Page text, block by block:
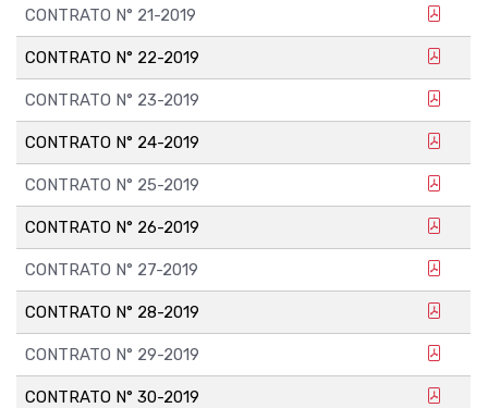
CONTRATO N° 21-2019
CONTRATO N° 22-2019
CONTRATO N° 23-2019
CONTRATO N° 24-2019
CONTRATO N° 25-2019
CONTRATO N° 26-2019
CONTRATO N° 27-2019
CONTRATO N° 28-2019
CONTRATO N° 29-2019
CONTRATO N° 30-2019